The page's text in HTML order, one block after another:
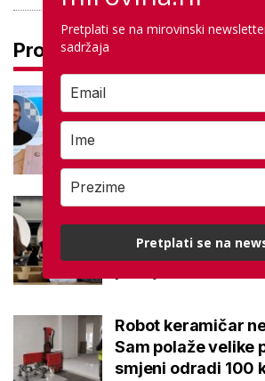
Pročitaj još
potpuno različitih
Kakvi su danas
na fakultet
odgovor, a ne
Robot keramičar
Sam polaže velike
smjeni odradi 100
Pretplati se na mirovinski
sadržaja
Pretplati se na